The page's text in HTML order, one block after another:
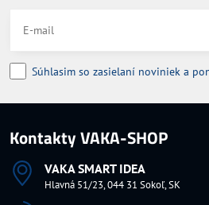
Súhlasim so zasielaní noviniek a
Kontakty VAKA-SHOP
VAKA SMART IDEA
Hlavná 51/23, 044 31 Sokoľ, SK